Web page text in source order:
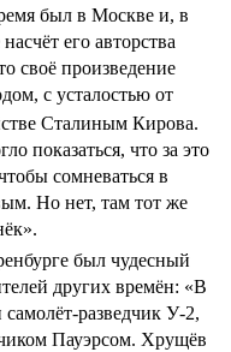
был в Москве и, в
его авторства
своё произведение
с усталостью от
Сталиным Кирова.
показаться, что за это
сомневаться в
Но нет, там тот же
был чудесный
других времён: «В
разведчик У-2,
Пауэрсом. Хрущёв